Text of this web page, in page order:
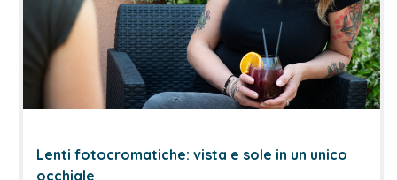
Lenti fotocromatiche: vista e sole in un unico
occhiale